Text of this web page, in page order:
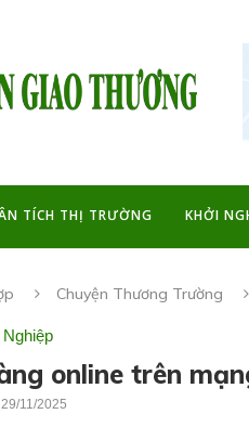
TÍCH THỊ TRƯỜNG KHỞI
Chuyện Thương Trường
online trên
29/11/2025